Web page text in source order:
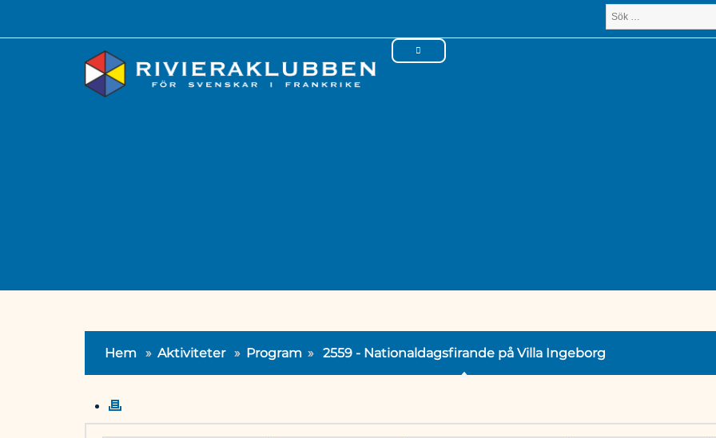
Hem » Aktiviteter » Program » 2559 - Nationaldagsfirande på Villa Ingeborg